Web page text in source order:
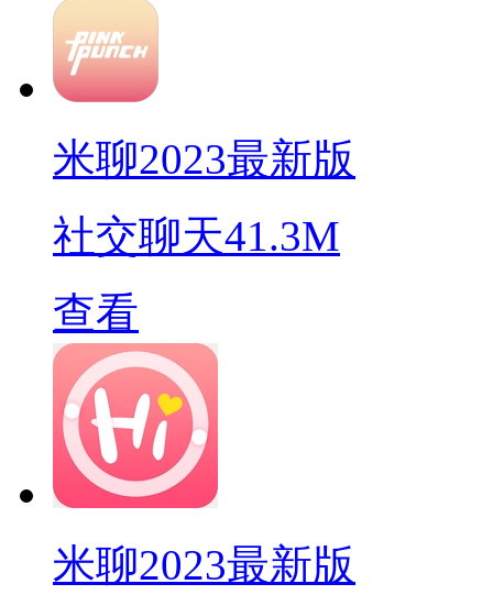
米聊2023最新版
社交聊天41.3M
查看
米聊2023最新版